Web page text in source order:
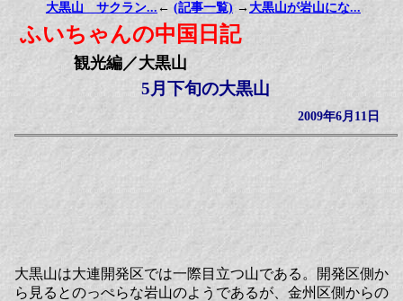
大黒山 サクラン... ← (記事一覧) →大黒山が岩山にな...
ふいちゃんの中国日記
観光編／大黒山
5月下旬の大黒山
2009年6月11日
大黒山は大連開発区では一際目立つ山である。開発区側か
ら見るとのっぺらな岩山のようであるが、金州区側からの